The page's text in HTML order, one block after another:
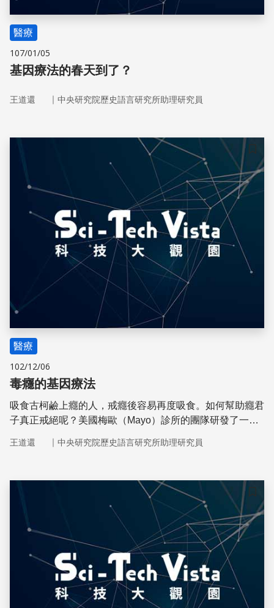
醫療
107/01/05
基因療法的春天到了？
王道還 ｜ 中央研究院歷史語言研究所助理研究員
儲存
醫療
102/12/06
毒癮的基因療法
吸食古柯鹼上癮的人，戒癮後容易再度吸食。如何幫助癮君
子真正戒絕呢？美國梅歐（Mayo）診所的團隊研發了一個
王道還 ｜ 中央研究院歷史語言研究所助理研究員
儲存